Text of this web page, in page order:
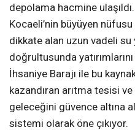
depolama hacmine
Kocaeli’nin büyüyen
dikkate alan uzun vadeli
doğrultusunda
İhsaniye Barajı ile bu
kazandıran arıtma tesisi ve
geleceğini güvence altına
sistemi olarak öne çıkıyor.